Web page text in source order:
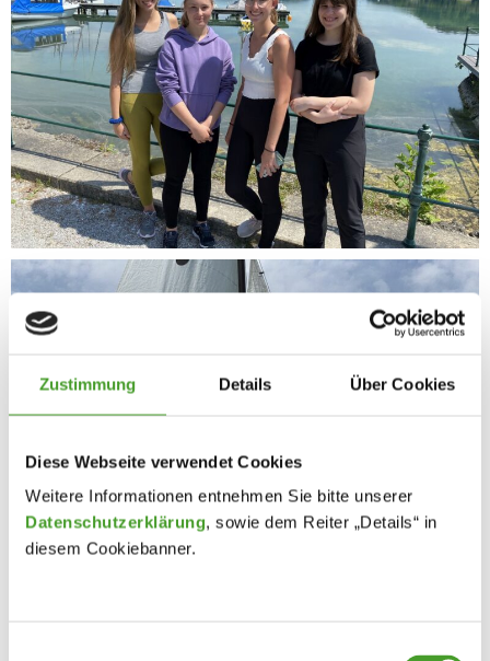
Zustimmung Details Über Cookies
Diese Webseite verwendet Cookies
Weitere Informationen entnehmen Sie bitte unserer
Datenschutzerklärung, sowie dem Reiter „Details“ in
diesem Cookiebanner.